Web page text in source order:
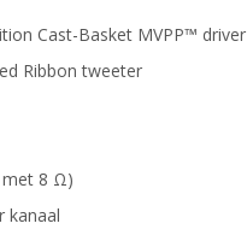
Cast-Basket MVPP™ driver
Ribbon tweeter
met 8 Ω)
kanaal